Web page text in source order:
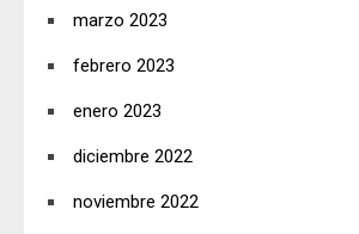
marzo 2023
febrero 2023
enero 2023
diciembre 2022
noviembre 2022